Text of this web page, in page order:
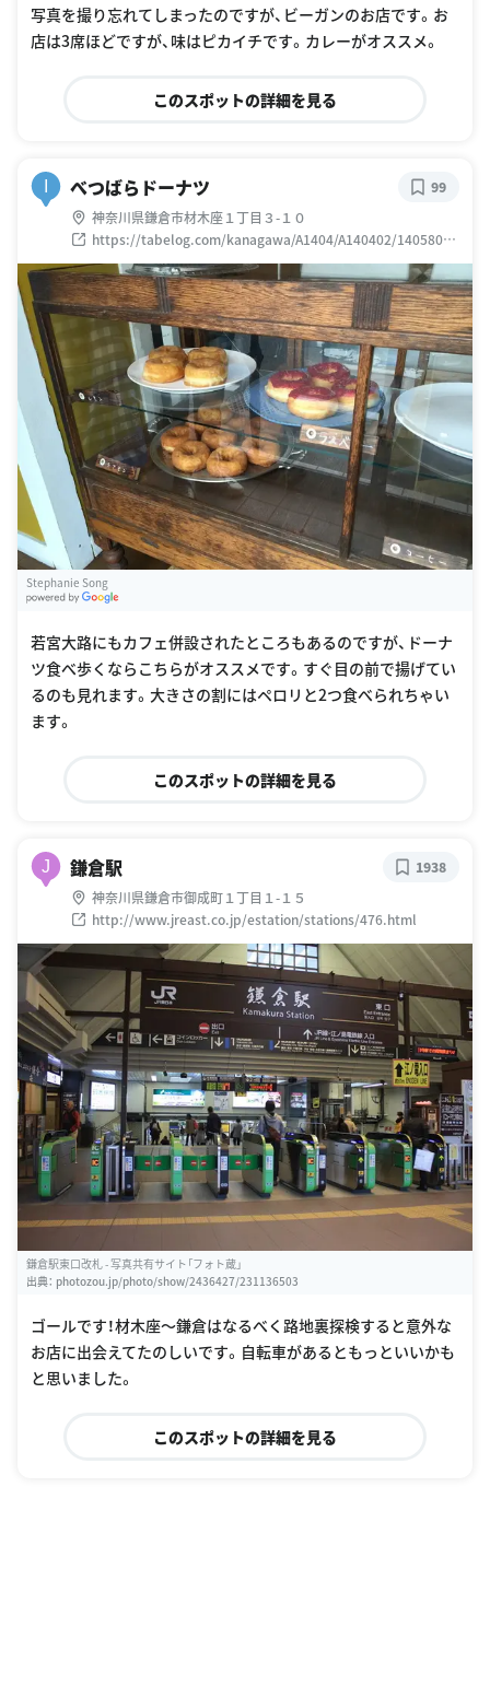
写真を撮り忘れてしまったのですが、ビーガンのお店です。お
店は3席ほどですが、味はピカイチです。カレーがオススメ。
このスポットの詳細を見る
I べつばらドーナツ
神奈川県鎌倉市材木座１丁目３-１０
https://tabelog.com/kanagawa/A1404/A140402/14058030
/
99
Stephanie Song
若宮大路にもカフェ併設されたところもあるのですが、ドーナ
ツ食べ歩くならこちらがオススメです。すぐ目の前で揚げてい
るのも見れます。大きさの割にはペロリと2つ食べられちゃい
ます。
このスポットの詳細を見る
J 鎌倉駅
神奈川県鎌倉市御成町１丁目１-１５
http://www.jreast.co.jp/estation/stations/476.html
1938
鎌倉駅東口改札 - 写真共有サイト「フォト蔵」
出典： photozou.jp/photo/show/2436427/231136503
ゴールです！材木座〜鎌倉はなるべく路地裏探検すると意外な
お店に出会えてたのしいです。自転車があるともっといいかも
と思いました。
このスポットの詳細を見る